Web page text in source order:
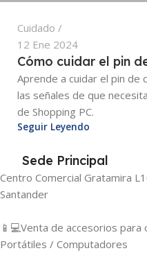
Cuidado
12 Ene 2024
Cómo cuidar el pin
Aprende a cuidar el pin
las señales de que
de Shopping PC.
Seguir Leyendo
Sede Principal
Centro Comercial Gratamira
Santander
📱💻Venta de accesorios
Portátiles / Computadores